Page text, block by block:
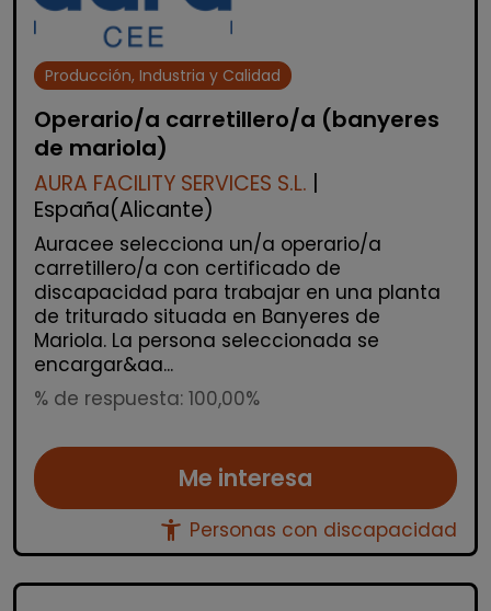
Producción, Industria y Calidad
Operario/a carretillero/a (banyeres
de mariola)
AURA FACILITY SERVICES S.L. |
España(Alicante)
Auracee selecciona un/a operario/a
carretillero/a con certificado de
discapacidad para trabajar en una planta
de triturado situada en Banyeres de
Mariola. La persona seleccionada se
encargar&aa...
% de respuesta: 100,00%
Me interesa
accessibility_new Personas con discapacidad